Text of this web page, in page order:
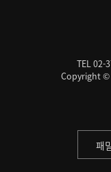
TEL 02-
Copyright ©
패